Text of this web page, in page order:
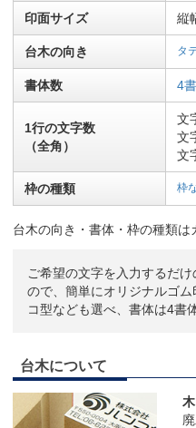
印面サイズ 縦
台木の向き タ
書体数 4
1行の文字数
（全角）
文
文
文
枠の種類 枠
台木の向き・書体・枠の種類は
ご希望の文字を入力するだ
ので、簡単にオリジナルゴ
コ型なども選べ、書体は4書
台木について